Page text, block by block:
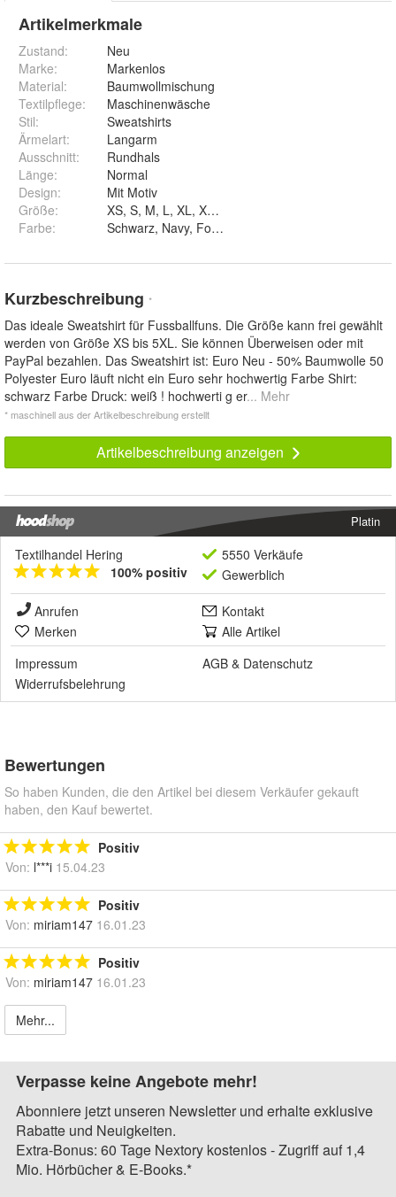
Artikelmerkmale
Zustand:
Neu
Marke:
Markenlos
Material:
Baumwollmischung
Textilpflege:
Maschinenwäsche
Stil:
Sweatshirts
Ärmelart:
Langarm
Ausschnitt:
Rundhals
Länge:
Normal
Design:
Mit Motiv
Größe:
Farbe:
Kurzbeschreibung *
Das ideale Sweatshirt für Fussballfuns. Die Größe kann frei gewählt
werden von Größe XS bis 5XL. Sie können Überweisen oder mit
PayPal bezahlen. Das Sweatshirt ist: Euro Neu - 50% Baumwolle 50
Polyester Euro läuft nicht ein Euro sehr hochwertig Farbe Shirt:
schwarz Farbe Druck: weiß ! hochwerti g er... Mehr
* maschinell aus der Artikelbeschreibung erstellt
Artikelbeschreibung anzeigen
Platin
Textilhandel Hering
100% positiv
5550 Verkäufe
Gewerblich
Anrufen
Kontakt
Merken
Alle Artikel
Impressum
AGB & Datenschutz
Widerrufsbelehrung
Bewertungen
So haben Kunden, die den Artikel bei diesem Verkäufer gekauft
haben, den Kauf bewertet.
Positiv
Von: l***i 15.04.23
Positiv
Von: miriam147 16.01.23
Positiv
Von: miriam147 16.01.23
Mehr...
Verpasse keine Angebote mehr!
Abonniere jetzt unseren Newsletter und erhalte exklusive
Rabatte und Neuigkeiten.
Extra-Bonus: 60 Tage Nextory kostenlos - Zugriff auf 1,4
Mio. Hörbücher & E-Books.*